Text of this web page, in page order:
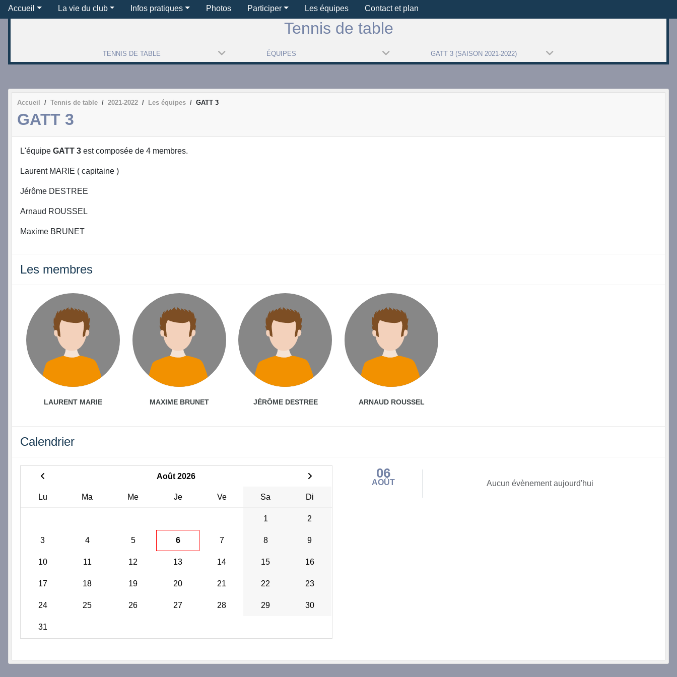
Accueil La vie du club Infos pratiques Photos Participer Les équipes Contact et plan
Tennis de table
TENNIS DE TABLE ÉQUIPES GATT 3 (SAISON 2021-2022)
Accueil Tennis de table 2021-2022 Les équipes GATT 3
GATT 3
L'équipe GATT 3 est composée de 4 membres.
Laurent MARIE ( capitaine )
Jérôme DESTREE
Arnaud ROUSSEL
Maxime BRUNET
Les membres
LAURENT MARIE MAXIME BRUNET JÉRÔME DESTREE ARNAUD ROUSSEL
Calendrier
Août 2026
Lu Ma Me Je Ve Sa Di
1 2
3 4 5 6 7 8 9
10 11 12 13 14 15 16
17 18 19 20 21 22 23
24 25 26 27 28 29 30
31
06
AOÛT Aucun évènement aujourd'hui